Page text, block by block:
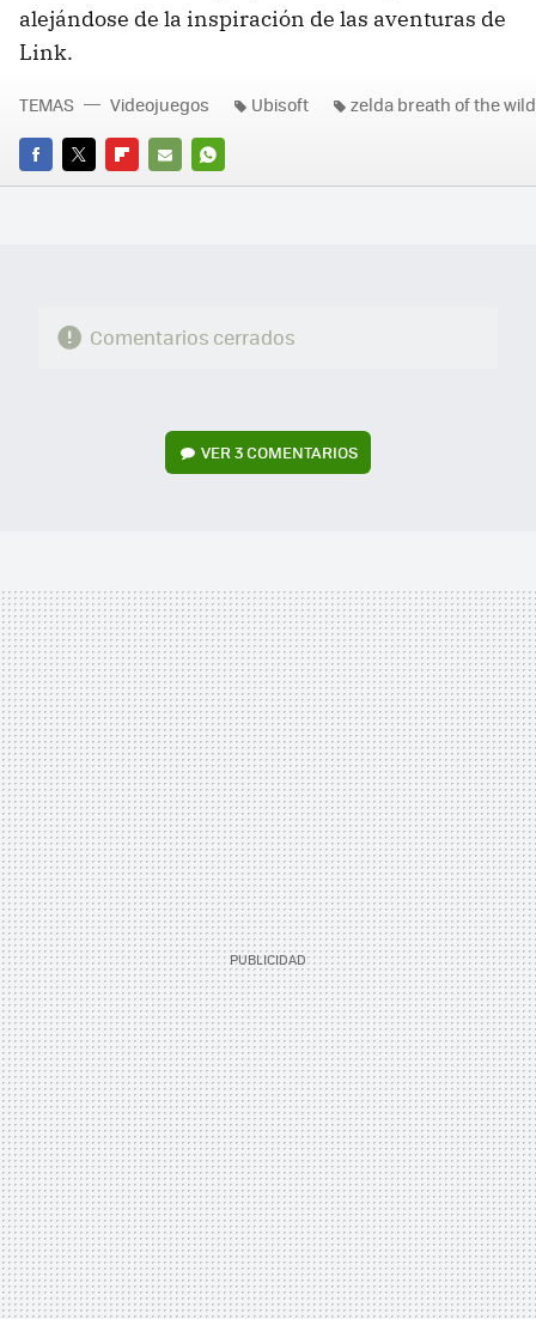
alejándose de la inspiración de las aventuras de
Link.
FACEBOOK
TWITTERFLIPBOARD
E-
WHATSAPP
TEMAS Videojuegos Ubisoft zelda breath of the wild
Comentarios cerrados
VER3 COMENTARIOS